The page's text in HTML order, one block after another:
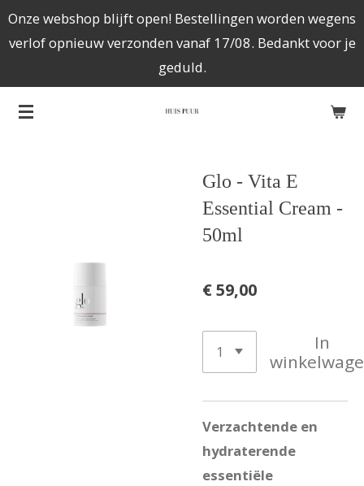
Ga
direct
de
hoofdinhoud
Onze webshop blijft open! Bestellingen worden wegens
verlof opnieuw verzonden vanaf 17/08. Bedankt voor je
geduld.
Glo - Vita E
Essential Cream -
50ml
€ 59,00
In
Verzachtende en
hydraterende
essentiële